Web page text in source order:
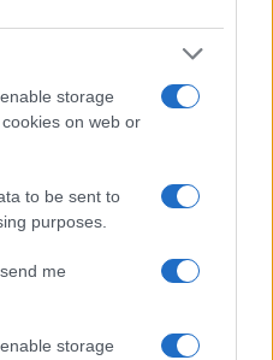
storage
on web or
to be sent to
purposes.
me
storage
più imporsi su di
i politici avevano
le prime avvisaglie si
, con diversi
erano scagliati contro i
accampando come
In verità più che
si tratta di una